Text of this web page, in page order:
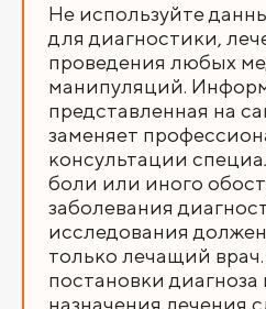
Не используйте
для диагностики,
проведения любых
манипуляций.
представленная на
заменяет
консультации
боли или иного
заболевания
исследования
только лечащий
постановки
назначения лечения